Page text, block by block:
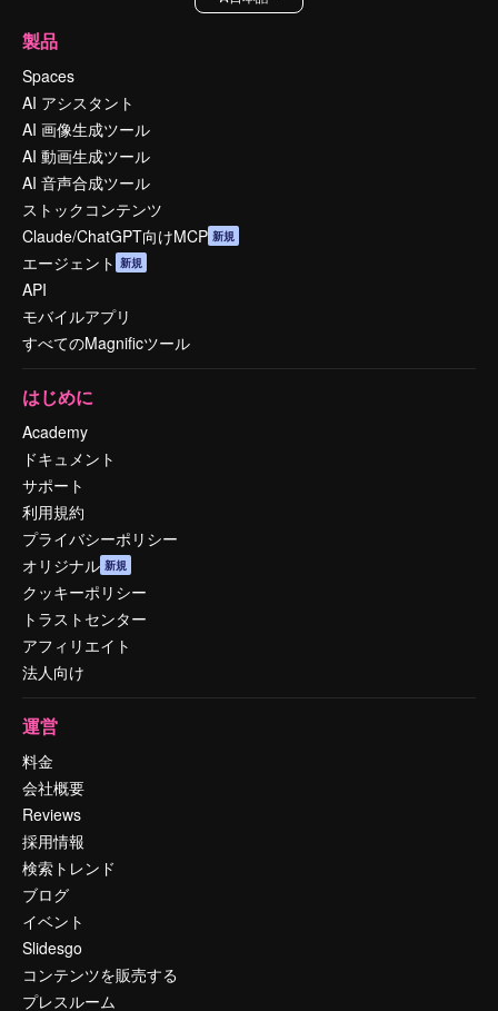
製品
Spaces
AI アシスタント
AI 画像生成ツール
AI 動画生成ツール
AI 音声合成ツール
ストックコンテンツ
Claude/ChatGPT向けMCP 新規
エージェント 新規
API
モバイルアプリ
すべてのMagnificツール
はじめに
Academy
ドキュメント
サポート
利用規約
プライバシーポリシー
オリジナル 新規
クッキーポリシー
トラストセンター
アフィリエイト
法人向け
運営
料金
会社概要
Reviews
採用情報
検索トレンド
ブログ
イベント
Slidesgo
コンテンツを販売する
プレスルーム